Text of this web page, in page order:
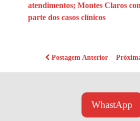
atendimentos; Montes Claros
parte dos casos clínicos
Postagem Anterior
WhastApp